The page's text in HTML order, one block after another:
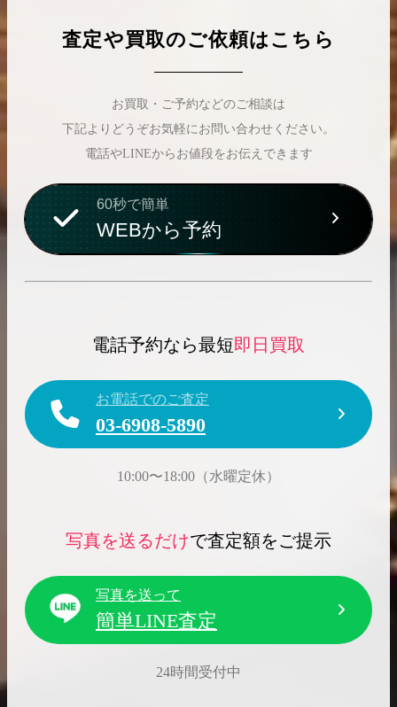
査定や買取のご依頼はこちら
お買取・ご予約などのご相談は
下記よりどうぞお気軽にお問い合わせください。
電話やLINEからお値段をお伝えできます
60秒で簡単
WEBから予約
電話予約なら最短即日買取
お電話でのご査定
03-6908-5890
10:00〜18:00（水曜定休）
写真を送るだけで査定額をご提示
写真を送って
簡単LINE査定
24時間受付中